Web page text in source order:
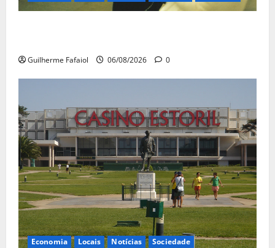
Guilherme Fafaiol 06/08/2026 0
Economia Locais Notícias Sociedade